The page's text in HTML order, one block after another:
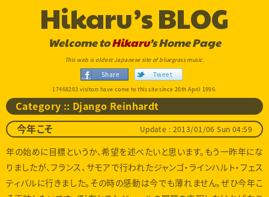
Hikaru’s BLOG
Welcome toHikaru’s Home Page
This web is oldest Japanese site of bluegrass music.
Share Tweet
17468203 visitors have come to this site since 26th April 1996.
Category :: Django Reinhardt
今年こそ Update : 2013/01/06 Sun 04:59
年の始めに目標というか、希望を述べたいと思います。もう一昨年にな
りましたが、フランス、サモアで行われたジャンゴ・ラインハルト・フェス
ティバルに行きました。その時の感動は今でも薄れません。ぜひ今年こ